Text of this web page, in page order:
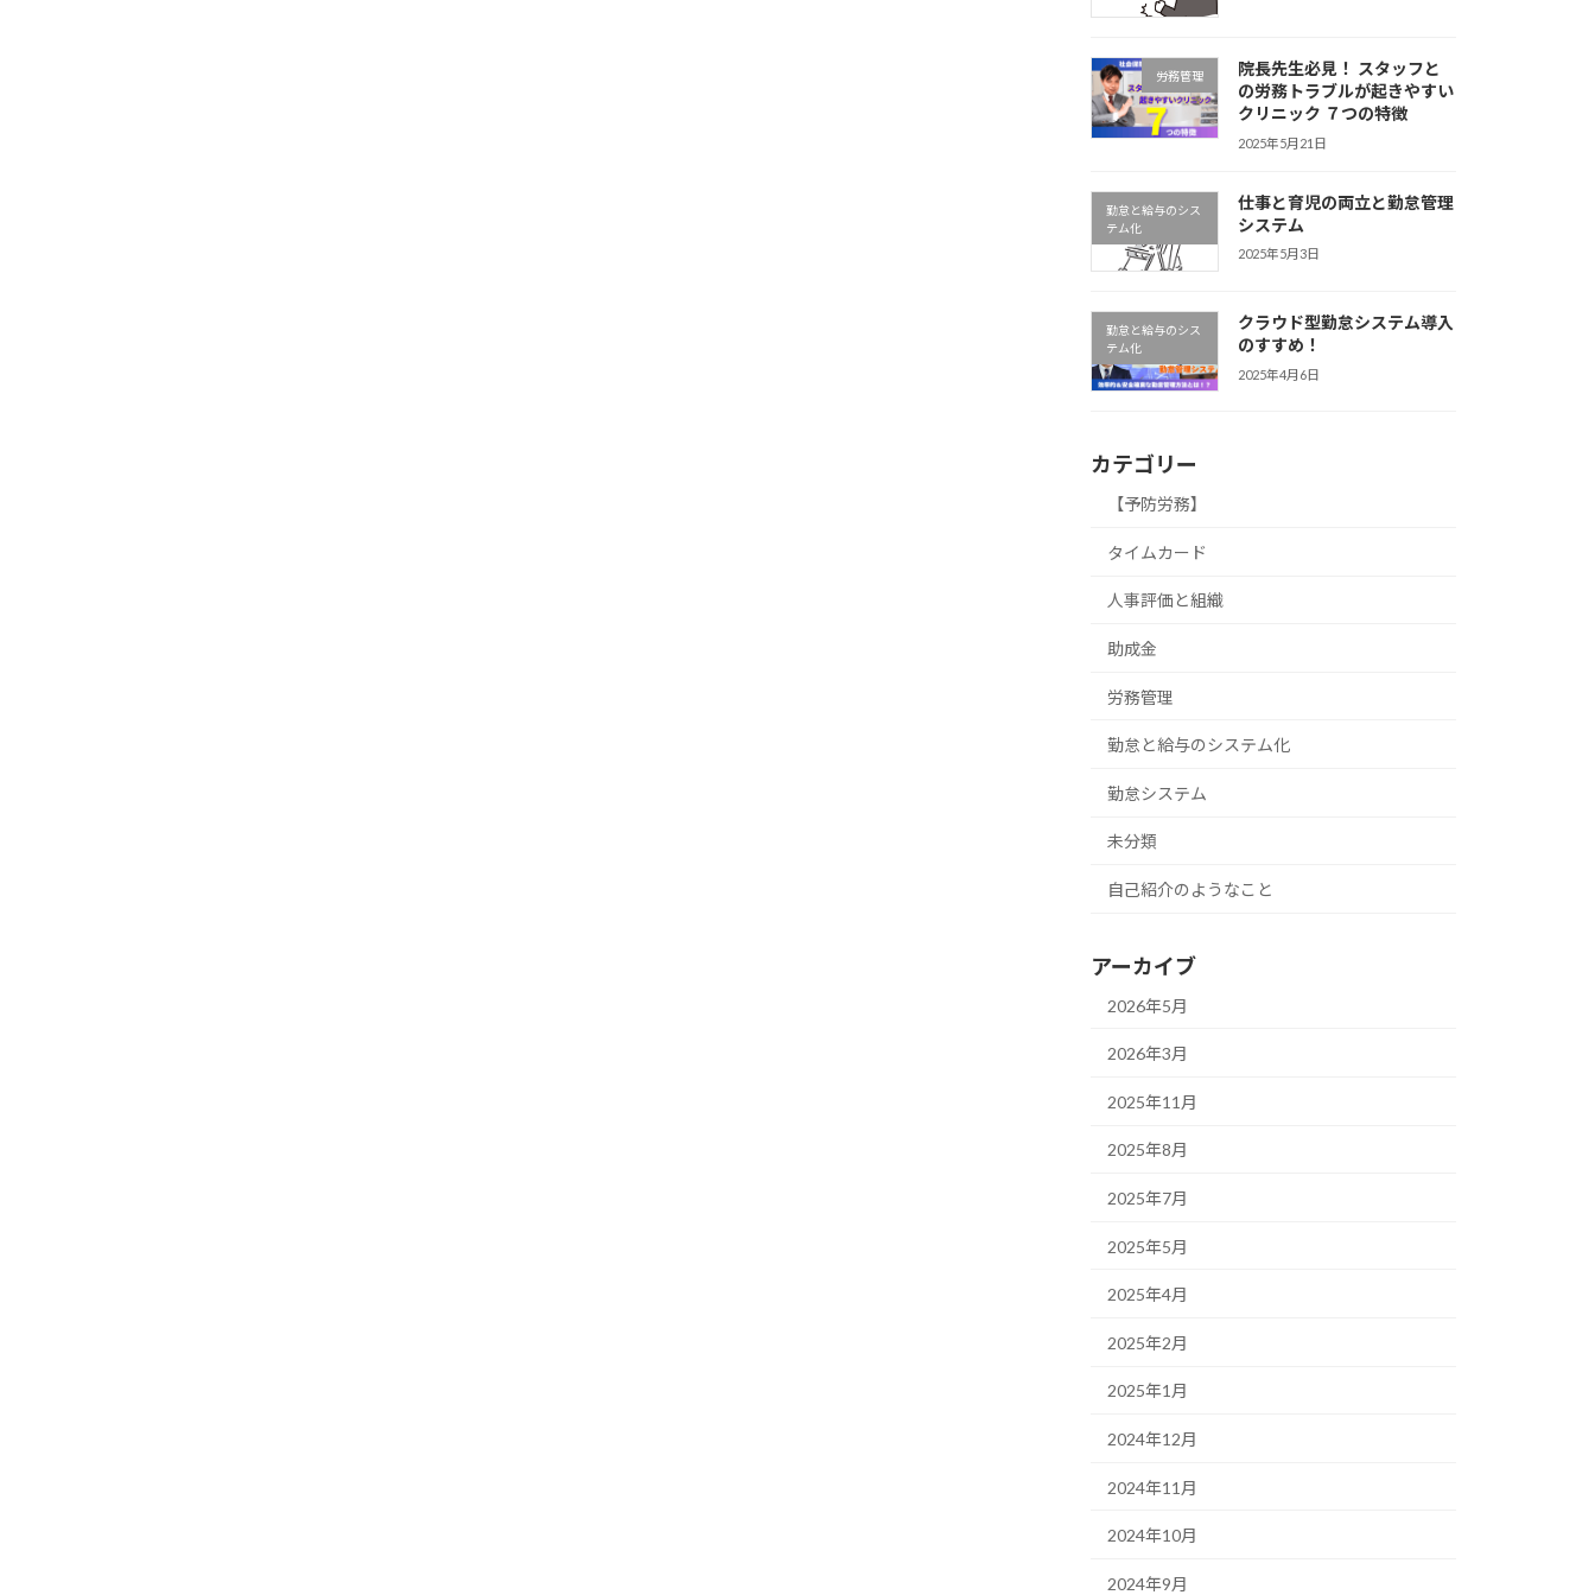
労務管理
院長先生必見！ スタッフと
の労務トラブルが起きやすい
クリニック ７つの特徴
2025年5月21日
勤怠と給与のシス
テム化
仕事と育児の両立と勤怠管理
システム
2025年5月3日
勤怠と給与のシス
テム化
クラウド型勤怠システム導入
のすすめ！
2025年4月6日
カテゴリー
【予防労務】
タイムカード
人事評価と組織
助成金
労務管理
勤怠と給与のシステム化
勤怠システム
未分類
自己紹介のようなこと
アーカイブ
2026年5月
2026年3月
2025年11月
2025年8月
2025年7月
2025年5月
2025年4月
2025年2月
2025年1月
2024年12月
2024年11月
2024年10月
2024年9月